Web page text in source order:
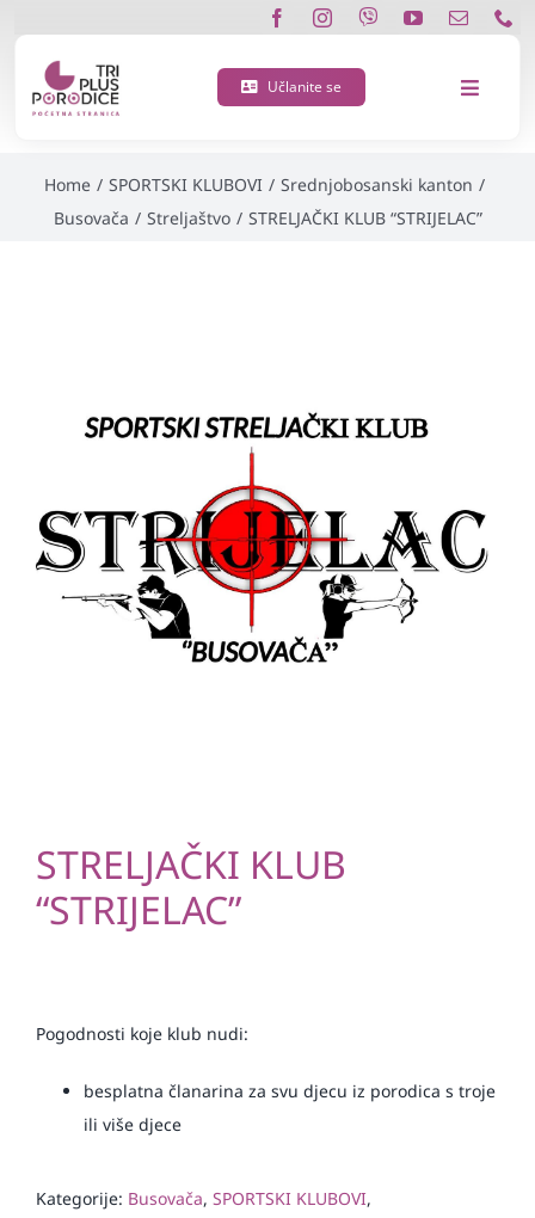
content
Učlanite se
Toggle
O nama
Kontakt
STRELJAČKI KLUB
Home / SPORTSKI KLUBOVI / Srednjobosanski kanton /
Busovača / Streljaštvo / STRELJAČKI KLUB “STRIJELAC”
STRELJAČKI KLUB
“STRIJELAC”
Pogodnosti koje klub nudi:
besplatna članarina za svu djecu iz porodica s troje
ili više djece
Kategorije: Busovača, SPORTSKI KLUBOVI,